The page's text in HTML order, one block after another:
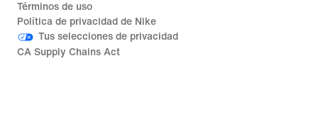
Términos de uso
Política de privacidad de Nike
Tus selecciones de privacidad
CA Supply Chains Act